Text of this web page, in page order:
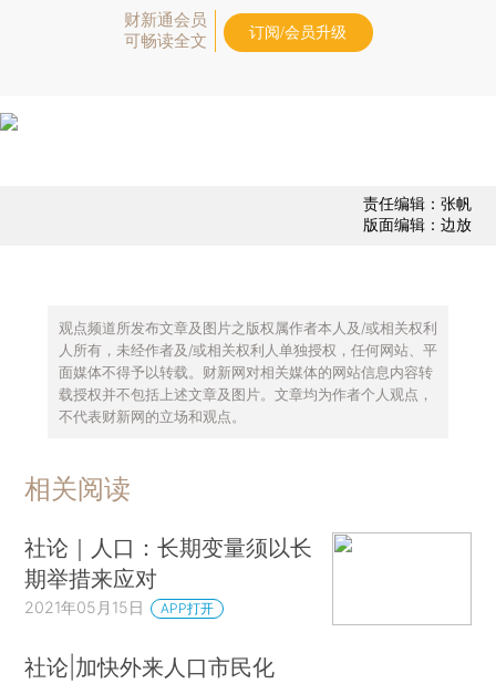
财新通会员
可畅读全文
订阅/会员升级
责任编辑：张帆
版面编辑：边放
观点频道所发布文章及图片之版权属作者本人及/或相关权利
人所有，未经作者及/或相关权利人单独授权，任何网站、平
面媒体不得予以转载。财新网对相关媒体的网站信息内容转
载授权并不包括上述文章及图片。文章均为作者个人观点，
不代表财新网的立场和观点。
相关阅读
社论｜人口：长期变量须以长
期举措来应对
2021年05月15日 APP打开
社论|加快外来人口市民化